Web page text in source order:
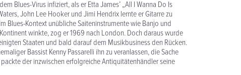
Blues-Virus infiziert, als er Etta James’ „All I Wanna Do Is
John Lee Hooker und Jimi Hendrix lernte er Gitarre zu
Blues-Kontext unübliche Saiteninstrumente wie Banjo und
winkte, zog er 1969 nach London. Doch daraus wurde
Staaten und bald darauf dem Musikbusiness den Rücken.
Bassist Kenny Passarelli ihn zu veranlassen, die Sache
der inzwischen erfolgreiche Antiquitätenhändler seine